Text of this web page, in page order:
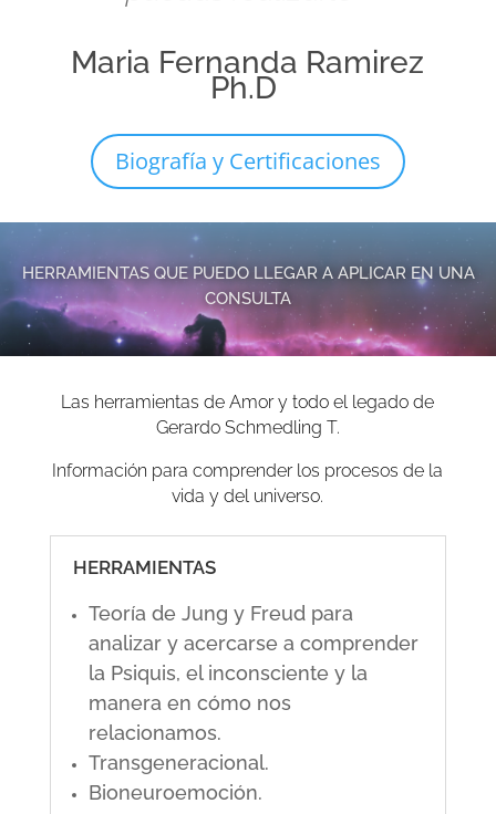
Maria Fernanda Ramirez
Ph.D
Biografía y Certificaciones
HERRAMIENTAS QUE PUEDO LLEGAR A APLICAR EN UNA
CONSULTA
Las herramientas de Amor y todo el legado de
Gerardo Schmedling T.
Información para comprender los procesos de la
vida y del universo.
HERRAMIENTAS
Teoría de Jung y Freud para
analizar y acercarse a comprender
la Psiquis, el inconsciente y la
manera en cómo nos
relacionamos.
Transgeneracional.
Bioneuroemoción.